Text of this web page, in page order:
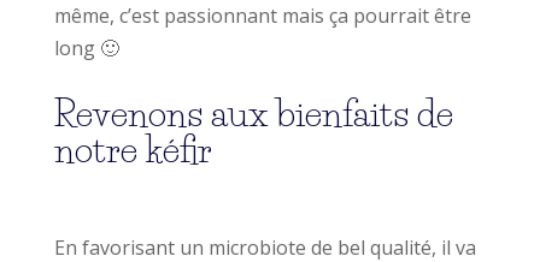
même, c’est passionnant mais ça pourrait être
long 🙂
Revenons aux bienfaits de
notre kéfir
En favorisant un microbiote de bel qualité, il va